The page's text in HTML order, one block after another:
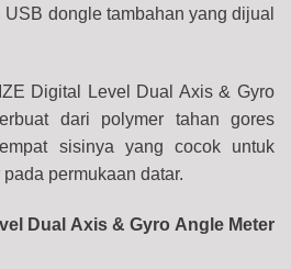
dongle tambahan yang dijual
Digital Level Dual Axis & Gyro
dari polymer tahan gores
sisinya yang cocok untuk
permukaan datar.
Dual Axis & Gyro Angle Meter